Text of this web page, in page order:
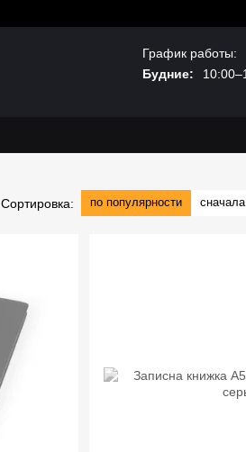
График работы:
Будние:
Сортировка: по популярности